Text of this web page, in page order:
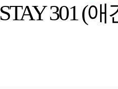
STAY 301 (